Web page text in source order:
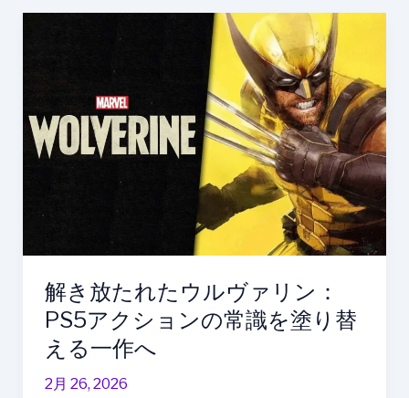
解き放たれたウルヴァリン：
PS5アクションの常識を塗り替
える一作へ
2月 26, 2026
れ
た
ウ
リ
PS5
ア
ク
シ
ョ